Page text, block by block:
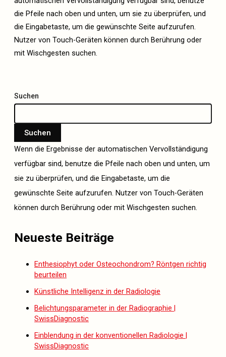
die Pfeile nach oben und unten, um sie zu überprüfen, und
die Eingabetaste, um die gewünschte Seite aufzurufen.
Nutzer von Touch-Geräten können durch Berührung oder
mit Wischgesten suchen.
Suchen
Suchen
Wenn die Ergebnisse der automatischen Vervollständigung
verfügbar sind, benutze die Pfeile nach oben und unten, um
sie zu überprüfen, und die Eingabetaste, um die
gewünschte Seite aufzurufen. Nutzer von Touch-Geräten
können durch Berührung oder mit Wischgesten suchen.
Neueste Beiträge
Enthesiophyt oder Osteochondrom? Röntgen richtig
beurteilen
Künstliche Intelligenz in der Radiologie
Belichtungsparameter in der Radiographie |
SwissDiagnostic
Einblendung in der konventionellen Radiologie |
SwissDiagnostic